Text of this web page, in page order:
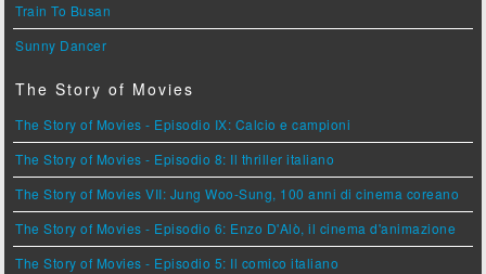
Train To Busan
Sunny Dancer
The Story of Movies
The Story of Movies - Episodio IX: Calcio e campioni
The Story of Movies - Episodio 8: Il thriller italiano
The Story of Movies VII: Jung Woo-Sung, 100 anni di cinema coreano
The Story of Movies - Episodio 6: Enzo D'Alò, il cinema d'animazione
The Story of Movies - Episodio 5: Il comico italiano